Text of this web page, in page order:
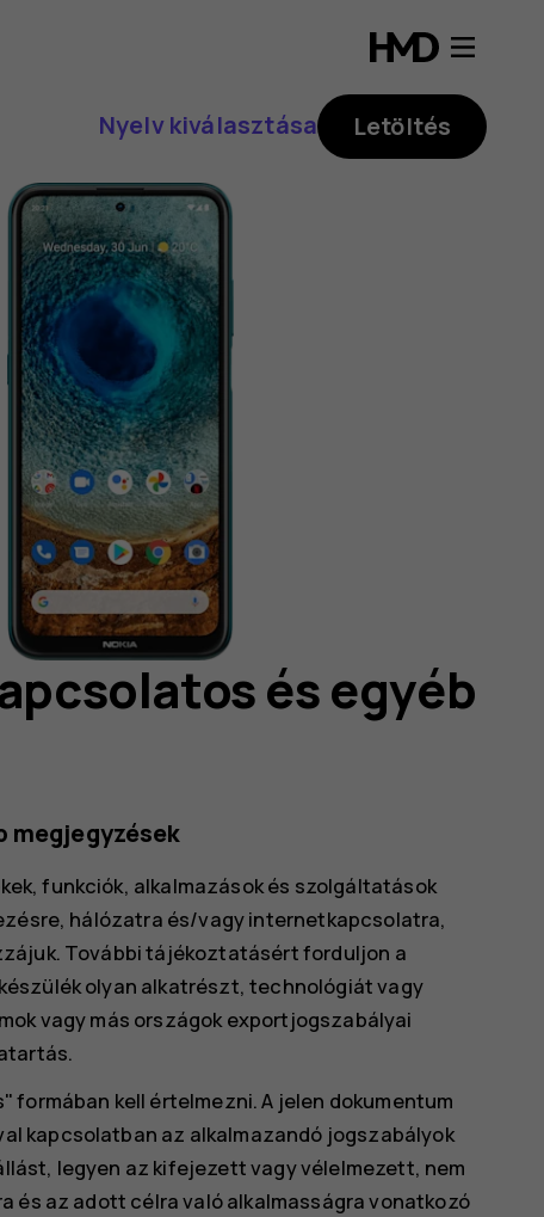
Nyelv kiválasztása Letöltés
és egyéb
megjegyzések
funkciók, alkalmazások és szolgáltatások
hálózatra és/vagy internetkapcsolatra,
További tájékoztatásért forduljon a
olyan alkatrészt, technológiát vagy
vagy más országok exportjogszabályai
kell értelmezni. A jelen dokumentum
kapcsolatban az alkalmazandó jogszabályok
legyen az kifejezett vagy vélelmezett, nem
az adott célra való alkalmasságra vonatkozó